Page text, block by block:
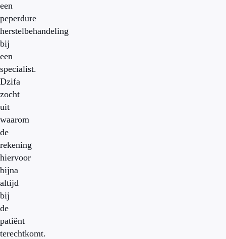
een
peperdure
herstelbehandeling
bij
een
specialist.
Dzifa
zocht
uit
waarom
de
rekening
hiervoor
bijna
altijd
bij
de
patiënt
terechtkomt.